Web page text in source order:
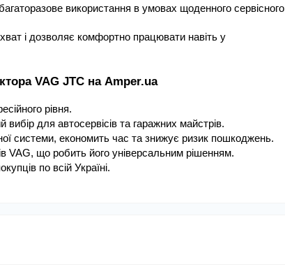
використання в умовах щоденного сервісного
і дозволяє комфортно працювати навіть у
VAG JTC на Amper.ua
рівня.
вибір для автосервісів та гаражних майстрів.
системи, економить час та знижує ризик пошкоджень.
VAG, що робить його універсальним рішенням.
по всій Україні.